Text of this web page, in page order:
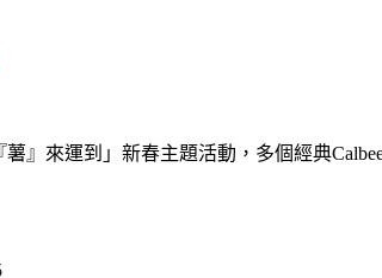
』來運到」新春主題活動，多個經典